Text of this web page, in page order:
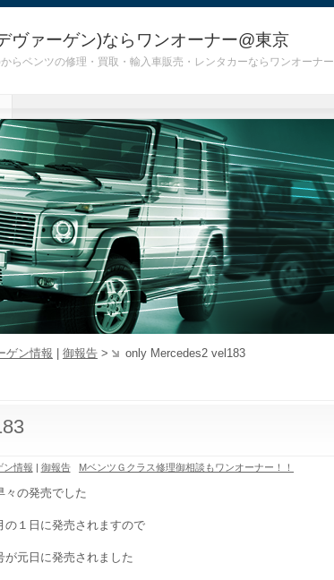
ヴァーゲン)ならワンオーナー@東京
ベンツの修理・買取・輸入車販売・レンタカーならワンオーナー
ゲン情報 御報告 > only Mercedes2 vel183
ン情報 | 御報告 MベンツＧクラス修理御相談もワンオーナー！！
々の発売でした
の１日に発売されますので
が元日に発売されました